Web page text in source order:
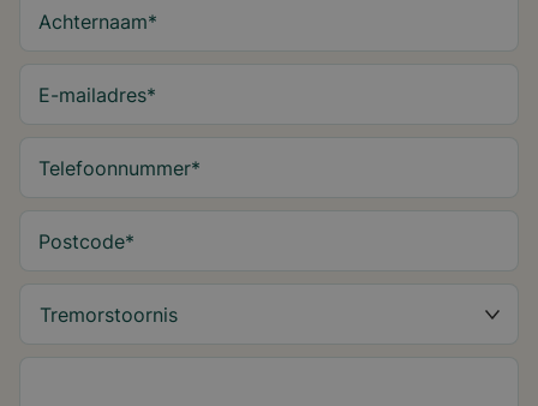
Achternaam*
E-mailadres*
Telefoonnummer*
Postcode*